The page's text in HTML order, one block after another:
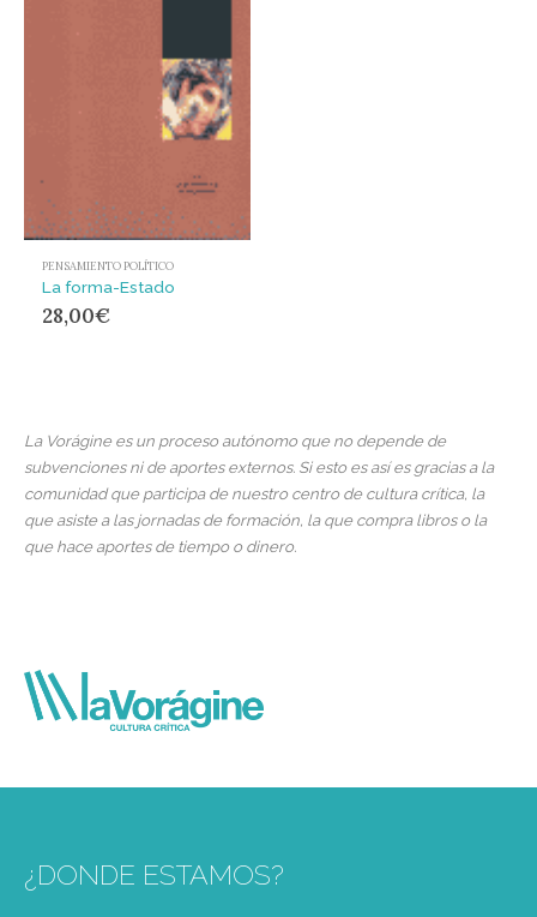
PENSAMIENTO POLÍTICO
La forma-Estado
28,00€
La Vorágine es un proceso autónomo que no depende de
subvenciones ni de aportes externos. Si esto es así es gracias a la
comunidad que participa de nuestro centro de cultura crítica, la
que asiste a las jornadas de formación, la que compra libros o la
que hace aportes de tiempo o dinero.
¿DONDE ESTAMOS?